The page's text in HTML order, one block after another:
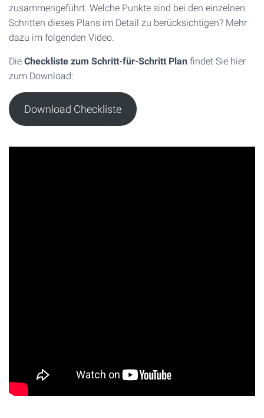
zusammengeführt. Welche Punkte sind bei den einzelnen
Schritten dieses Plans im Detail zu berücksichtigen? Mehr
dazu im folgenden Video.
Die Checkliste zum Schritt-für-Schritt Plan findet Sie hier
zum Download:
Download Checkliste